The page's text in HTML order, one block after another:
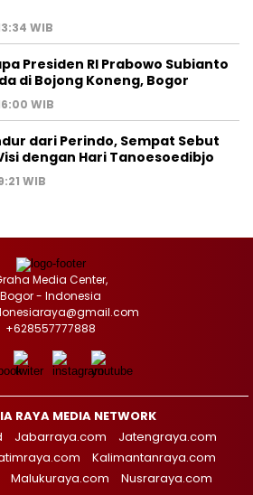
WIB
Presiden RI Prabowo Subianto
di Bojong Koneng, Bogor
WIB
dari Perindo, Sempat Sebut
dengan Hari Tanoesoedibjo
WIB
Media Center,
Bogor - Indonesia
+628557777888
RAYA MEDIA NETWORK
Jabarraya.com
Jatengraya.com
Kalimantanraya.com
Malukuraya.com Nusraraya.com